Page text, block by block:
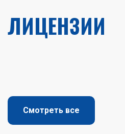
ЛИЦЕНЗИИ
Смотреть все